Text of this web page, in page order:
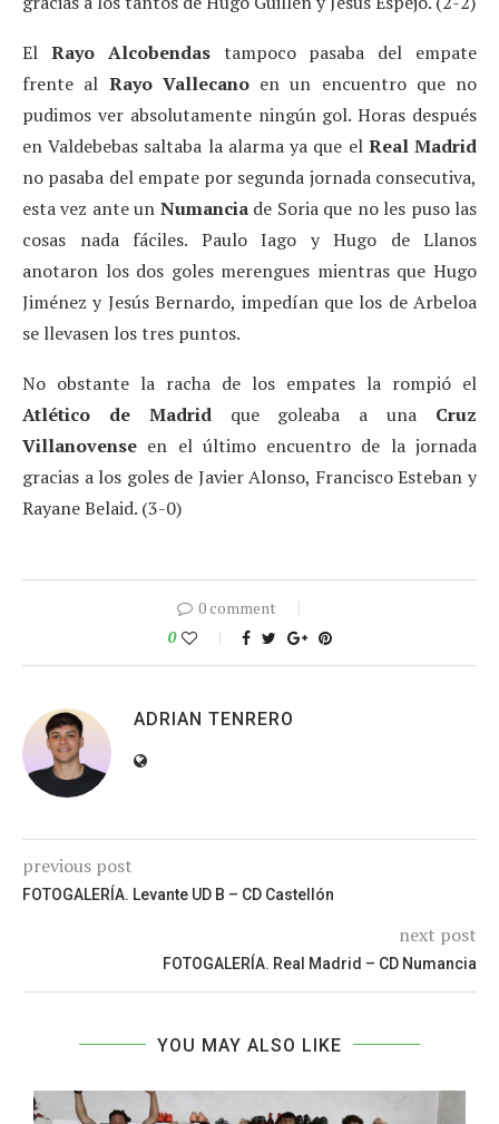
El Rayo Alcobendastampoco pasaba del empate
frente al Rayo Vallecanoen un encuentro que no
pudimos ver absolutamente ningún gol. Horas después
en Valdebebas saltaba la alarma ya que el Real Madrid
no pasaba del empate por segunda jornada consecutiva,
esta vez ante un Numanciade Soria que no les puso las
cosas nada fáciles. Paulo Iago y Hugo de Llanos
anotaron los dos goles merengues mientras que Hugo
Jiménez y Jesús Bernardo, impedían que los de Arbeloa
se llevasen los tres puntos.
No obstante la racha de los empates la rompió el
Atlético de Madridque goleaba a una Cruz
Villanovense en el último encuentro de la jornada
gracias a los goles de Javier Alonso, Francisco Esteban y
Rayane Belaid. (3-0)
0 comment
0
ADRIAN TENRERO
previous post
FOTOGALERÍA. Levante UD B – CD Castellón
next post
FOTOGALERÍA. Real Madrid – CD Numancia
YOU MAY ALSO LIKE